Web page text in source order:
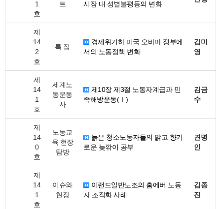
1
호
트
시장 내 성별불평등의 변화
제
14
2
호
특 집
경제위기하 미국 오바마 정부에
서의 노동정책 변화
김미
영
제
14
1
호
세계노
동운동
사
제10장 제3절 노동자계급과 민
족해방운동(Ⅰ)
김금
수
제
14
0
호
노동교
육 현장
탐방
늙은 청소노동자들의 맑고 향기
로운 늦깎이 공부
견명
인
제
14
1
호
이슈와
현장
이랜드일반노조의 홈에버 노동
자 조직화 사례
김종
진